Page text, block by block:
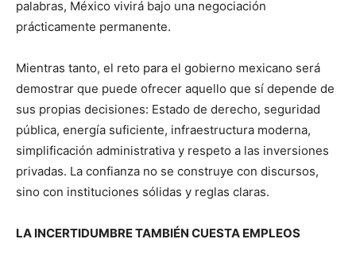
palabras, México vivirá bajo una negociación
prácticamente permanente.
Mientras tanto, el reto para el gobierno mexicano será
demostrar que puede ofrecer aquello que sí depende de
sus propias decisiones: Estado de derecho, seguridad
pública, energía suficiente, infraestructura moderna,
simplificación administrativa y respeto a las inversiones
privadas. La confianza no se construye con discursos,
sino con instituciones sólidas y reglas claras.
LA INCERTIDUMBRE TAMBIÉN CUESTA EMPLEOS